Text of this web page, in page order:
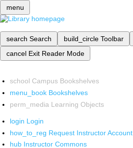
menu
search Search build_circle Toolbar
cancel Exit Reader Mode
school Campus Bookshelves
menu_book Bookshelves
perm_media Learning Objects
login Login
how_to_reg Request Instructor Account
hub Instructor Commons